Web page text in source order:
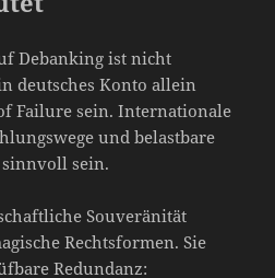
Debanking ist nicht
deutsches Konto allein
Failure sein. Internationale
und belastbare
sein.
Souveränität
Rechtsformen. Sie
Redundanz: